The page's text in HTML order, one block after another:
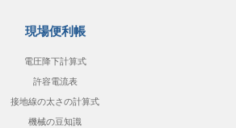
現場便利帳
電圧降下計算式
許容電流表
接地線の太さの計算式
機械の豆知識